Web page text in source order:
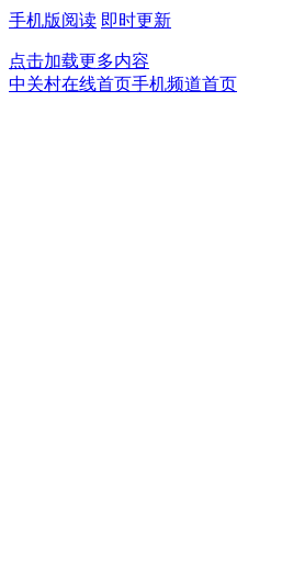
手机版阅读 即时更新
点击加载更多内容
中关村在线首页手机频道首页